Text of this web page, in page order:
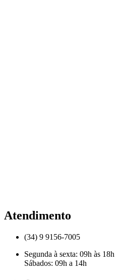
Atendimento
(34) 9 9156-7005
Segunda à sexta: 09h às 18h
Sábados: 09h a 14h